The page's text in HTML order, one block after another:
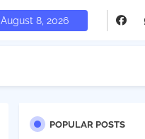
August 8, 2026
POPULAR POSTS